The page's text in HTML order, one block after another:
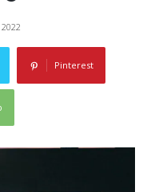
Pinterest